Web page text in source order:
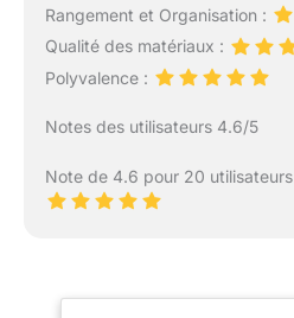
Rangement et Organisation :
Qualité des matériaux :
Polyvalence :
Notes des utilisateurs 4.6/5
Note de 4.6 pour 20 utilisateurs